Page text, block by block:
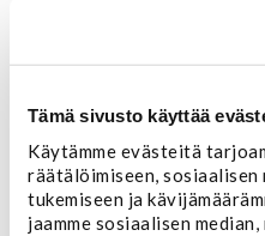
Tämä sivusto käyttää
Käytämme evästeitä
räätälöimiseen, sosiaalisen
tukemiseen ja
jaamme sosiaalisen
Jeep
Lasit,
Sivulasit/
Tuulilasit
Tuulilasin